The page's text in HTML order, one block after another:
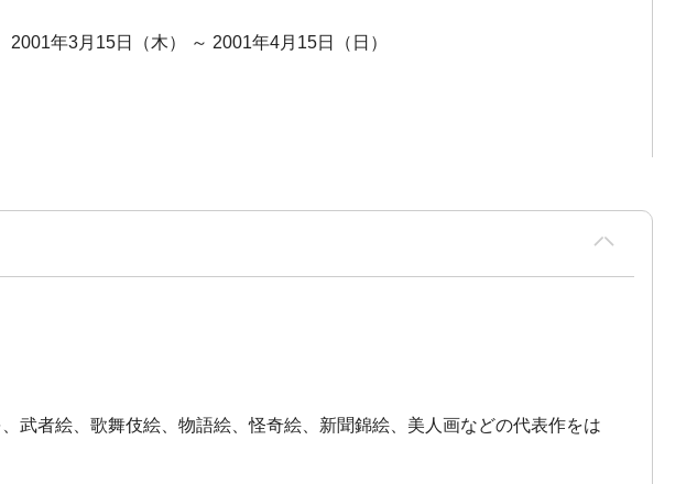
2001年3月15日（木） ～ 2001年4月15日（日）
武者絵、歌舞伎絵、物語絵、怪奇絵、新聞錦絵、美人画などの代表作をは